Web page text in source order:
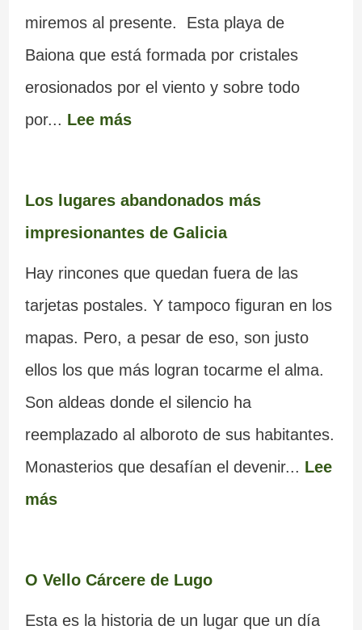
miremos al presente. Esta playa de
Baiona que está formada por cristales
erosionados por el viento y sobre todo
por... Lee más
Los lugares abandonados más
impresionantes de Galicia
Hay rincones que quedan fuera de las
tarjetas postales. Y tampoco figuran en los
mapas. Pero, a pesar de eso, son justo
ellos los que más logran tocarme el alma.
Son aldeas donde el silencio ha
reemplazado al alboroto de sus habitantes.
Monasterios que desafían el devenir... Lee
más
O Vello Cárcere de Lugo
Esta es la historia de un lugar que un día